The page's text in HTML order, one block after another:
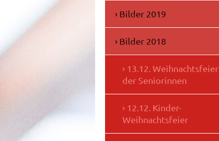
Bilder 2019
Bilder 2018
13.12. Weihnachtsfeier
der Seniorinnen
12.12. Kinder-
Weihnachtsfeier